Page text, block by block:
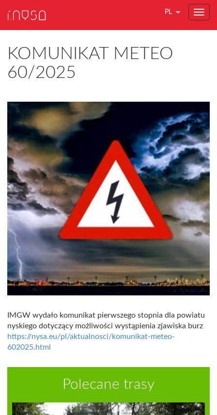
PL
KOMUNIKAT METEO
60/2025
IMGW wydało komunikat pierwszego stopnia dla powiatu
nyskiego dotyczący możliwości wystąpienia zjawiska burz
https://nysa.eu/pl/aktualnosci/komunikat-meteo-
602025.html
Polecane trasy